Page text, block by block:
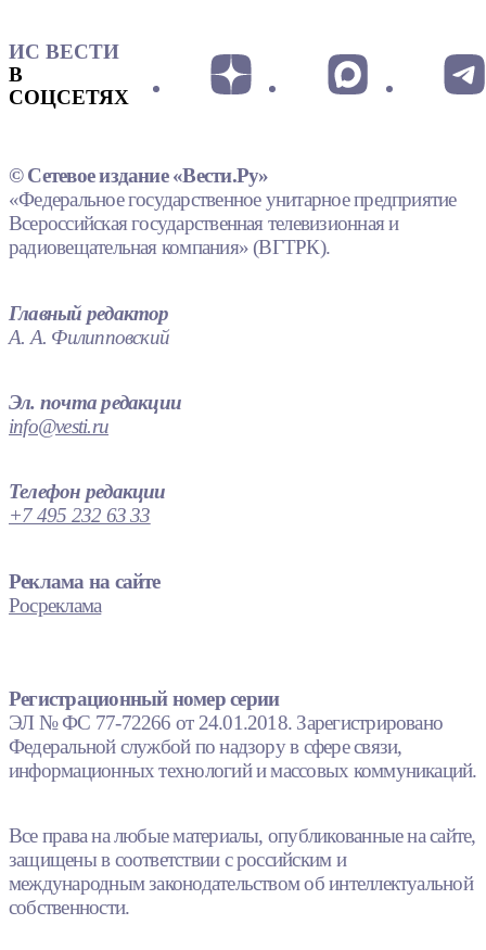
ИС ВЕСТИ
В
СОЦСЕТЯХ
© Сетевое издание «Вести.Ру»
«Федеральное государственное унитарное предприятие
Всероссийская государственная телевизионная и
радиовещательная компания» (ВГТРК).
Главный редактор
А. А. Филипповский
Эл. почта редакции
info@vesti.ru
Телефон редакции
+7 495 232 63 33
Реклама на сайте
Росреклама
Регистрационный номер серии
ЭЛ № ФС 77-72266 от 24.01.2018. Зарегистрировано
Федеральной службой по надзору в сфере связи,
информационных технологий и массовых коммуникаций.
Все права на любые материалы, опубликованные на сайте,
защищены в соответствии с российским и
международным законодательством об интеллектуальной
собственности.